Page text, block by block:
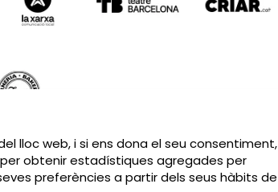
Legal | Política de privacitat | Contactar
lloc web, i si ens dona el seu consentiment,
obtenir estadístiques agregades per
preferències a partir dels seus hàbits de